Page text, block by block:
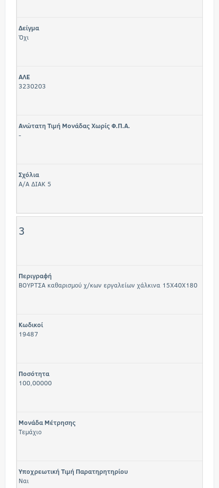
Δείγμα
Όχι
ΑΛΕ
3230203
Ανώτατη Τιμή Μονάδας Χωρίς Φ.Π.Α.
-
Σχόλια
Α/Α ΔΙΑΚ 5
3
Περιγραφή
ΒΟΥΡΤΣΑ καθαρισμού χ/κων εργαλείων χάλκινα 15Χ40Χ180
Κωδικοί
19487
Ποσότητα
100,00000
Μονάδα Μέτρησης
Τεμάχιο
Υποχρεωτική Τιμή Παρατηρητηρίου
Ναι